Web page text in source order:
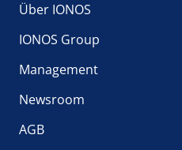
Über IONOS
IONOS Group
Management
Newsroom
AGB